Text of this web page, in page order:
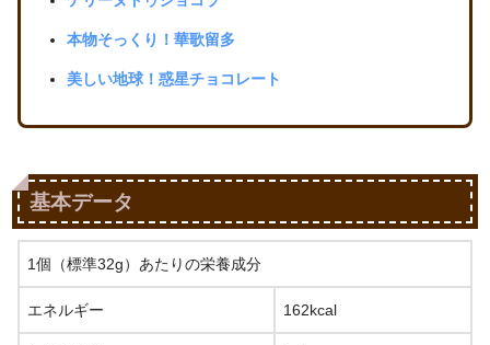
本物そっくり！華歌留多
美しい地球！惑星チョコレート
基本データ
1個（標準32g）あたりの栄養成分
エネルギー 162kcal